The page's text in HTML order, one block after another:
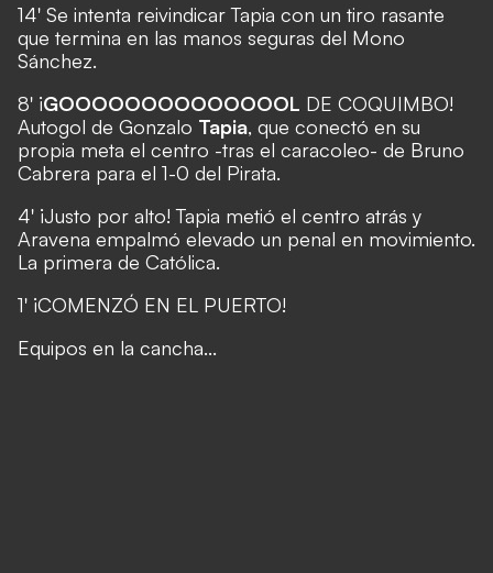
14' Se intenta reivindicar Tapia con un tiro rasante
que termina en las manos seguras del Mono
Sánchez.
8' ¡GOOOOOOOOOOOOOOL DE COQUIMBO!
Autogol de Gonzalo Tapia, que conectó en su
propia meta el centro -tras el caracoleo- de Bruno
Cabrera para el 1-0 del Pirata.
4' ¡Justo por alto! Tapia metió el centro atrás y
Aravena empalmó elevado un penal en movimiento.
La primera de Católica.
1' ¡COMENZÓ EN EL PUERTO!
Equipos en la cancha...